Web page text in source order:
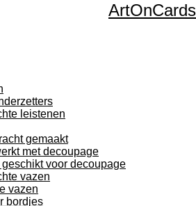
ArtOnCards
leistenen
gemaakt
met decoupage
geschikt voor decoupage
vazen
vazen
bordjes